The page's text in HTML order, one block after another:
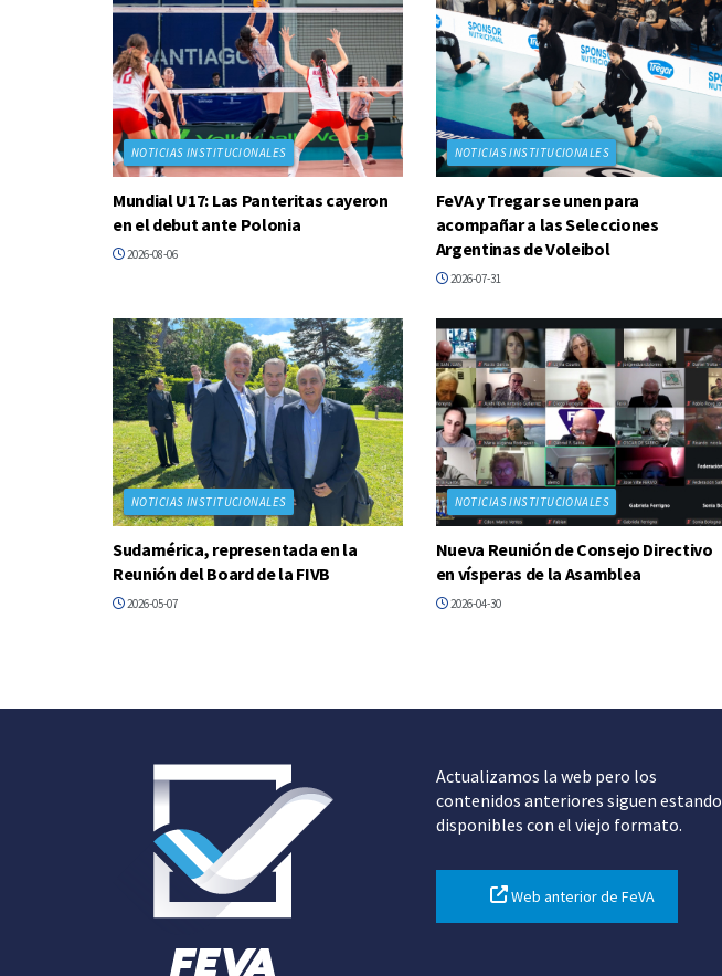
NOTICIAS INSTITUCIONALES
Mundial U17: Las Panteritas cayeron
en el debut ante Polonia
2026-08-06
NOTICIAS INSTITUCIONALES
FeVA y Tregar se unen para
acompañar a las Selecciones
Argentinas de Voleibol
2026-07-31
NOTICIAS INSTITUCIONALES
Sudamérica, representada en la
Reunión del Board de la FIVB
2026-05-07
NOTICIAS INSTITUCIONALES
Nueva Reunión de Consejo Directivo
en vísperas de la Asamblea
2026-04-30
Actualizamos la web pero los
contenidos anteriores siguen estando
disponibles con el viejo formato.
Web anterior de FeVA